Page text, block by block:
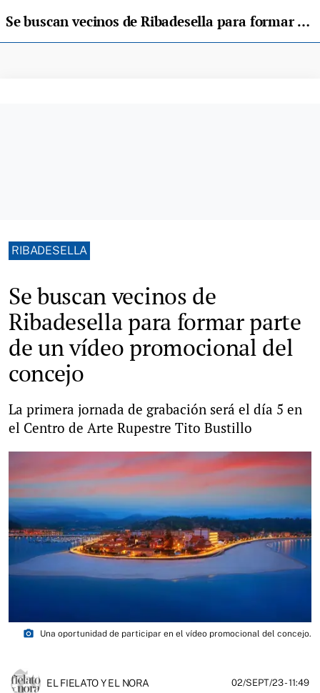
Se buscan vecinos de Ribadesella para formar parte de un vídeo promocional del concejo
RIBADESELLA
Se buscan vecinos de
Ribadesella para formar parte
de un vídeo promocional del
concejo
La primera jornada de grabación será el día 5 en
el Centro de Arte Rupestre Tito Bustillo
photo_camera Una oportunidad de participar en el vídeo promocional del concejo.
EL FIELATO Y EL NORA 02/SEPT/23- 11:49